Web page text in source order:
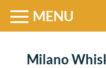
MENU
Milano